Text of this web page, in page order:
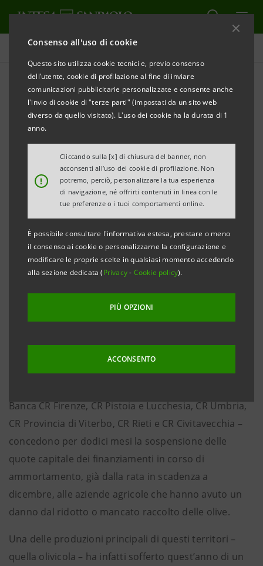
Consenso all'uso di cookie
Questo sito utilizza cookie tecnici e, previo consenso
dell’utente, cookie di profilazione al fine di inviare
comunicazioni pubblicitarie personalizzate e consente anche
l'invio di cookie di "terze parti" (impostati da un sito web
diverso da quello visitato). L'uso dei cookie ha la durata di 1
anno.
!
Cliccando sulla [x] di chiusura del banner, non
acconsenti all’uso dei cookie di profilazione. Non
potremo, perciò, personalizzare la tua esperienza
di navigazione, né offrirti contenuti in linea con le
tue preferenze o i tuoi comportamenti online.
È possibile consultare l'informativa estesa, prestare o meno
il consenso ai cookie o personalizzarne la configurazione e
modificare le proprie scelte in qualsiasi momento accedendo
alla sezione dedicata (Privacy- Cookie policy).
PIÙ OPZIONI
ACCONSENTO
Comunicati stampa
STAMPA AGGIORNA
COMUNICATO STAMPA
SOSPENSIONE PER DODICI MESI DELLE QUOTE
CAPITALE DEI FINANZIAMENTI IN CORSO ALLE
AZIENDE DEL SETTORE OLIVICOLO
• Toscana, Umbria e Lazio i territori più coinvolti
dal calo della produzione
• Iniziativa di Intesa Sanpaolo e delle banche del
Gruppo: Banca CR Firenze, CR Pistoia e Lucchesia,
CR Umbria, CR Provincia di Viterbo, CR Rieti e CR
Civitavecchia
Rieti, 11 dicembre 2014- Intesa Sanpaolo e le banche
Banca CR Firenze, CR Pistoia e Lucchesia, CR Umbria,
CR Provincia di Viterbo, CR Rieti e CR Civitavecchia –
concedono per dodici mesi la sospensione delle
quote capitale dei finanziamenti in corso di
ammortamento, già dalla rata in scadenza a
dicembre, alle aziende agricole che hanno avuto un
danno dal ridotto o mancato raccolto delle olive.
Una delle produzioni principali di questi territori –
quella olivicola – ha infatti sofferto quest’anno di un